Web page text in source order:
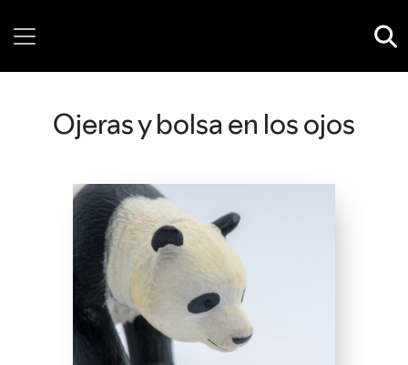
Ojeras y bolsa en los ojos